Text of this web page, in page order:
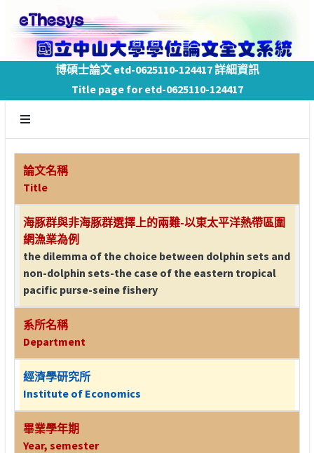
博碩士論文 etd-0625110-124417 詳細資訊
Title page for etd-0625110-124417
論文名稱
Title
海豚群與非海豚群選擇上的兩難-以東太平洋熱帶區圍
網漁業為例
the dilemma of the choice between dolphin sets and
non-dolphin sets-the case of the eastern tropical
pacific purse-seine fishery
系所名稱
Department
經濟學研究所
Institute of Economics
畢業學年期
Year, semester